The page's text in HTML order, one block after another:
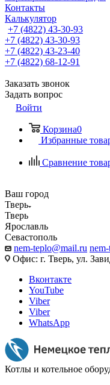
Контакты
Калькулятор
+7 (4822) 43-30-93
+7 (4822) 43-30-93
+7 (4822) 43-23-40
+7 (4822) 68-12-91
Заказать звонок
Задать вопрос
Войти
Корзина0
Избранные
Сравнение
Ваш город
Тверь
Тверь
Ярославль
Севастополь
nem-teplo@mail.ru
Офис: г. Тверь, ул.
Вконтакте
YouTube
Viber
Viber
WhatsApp
Котлы и котельное